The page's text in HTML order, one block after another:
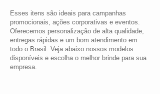
Esses itens são ideais para campanhas
promocionais, ações corporativas e eventos.
Oferecemos personalização de alta qualidade,
entregas rápidas e um bom atendimento em
todo o Brasil. Veja abaixo nossos modelos
disponíveis e escolha o melhor brinde para sua
empresa.